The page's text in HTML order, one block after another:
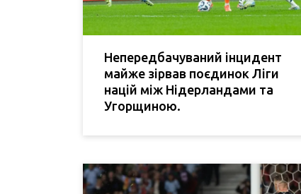
Непередбачуваний інцидент
майже зірвав поєдинок Ліги
націй між Нідерландами та
Угорщиною.